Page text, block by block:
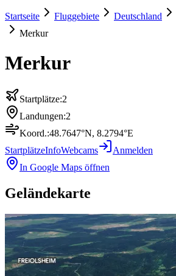
Startseite Fluggebiete Deutschland
Merkur
Merkur
Startplätze:2
Landungen:2
Koord.:48.7647°N, 8.2794°E
StartplätzeInfoWebcams
Anmelden
In Google Maps öffnen
Geländekarte